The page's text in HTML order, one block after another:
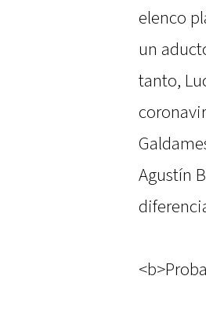
elenco
un
tanto,
Agustín